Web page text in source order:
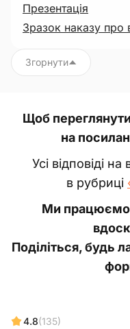
Презентація
Зразок наказу про
Згорнути
Щоб переглянути
на
Усі відповіді
в рубриці
Ми працюємо
Поділіться, будь
4.8(135)